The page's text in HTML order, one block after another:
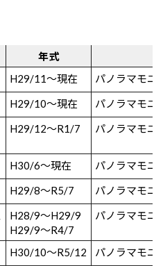
年式
H29/11～現在
パノラマモニ
H29/10～現在
パノラマモニ
H29/12～R1/7 パノラマモニ
H30/6～現在
パノラマモニ
H29/8～R5/7
パノラマモニ
H28/9～H29/9
H29/9～R4/7
パノラマモニ
H30/10～R5/12 パノラマモニ